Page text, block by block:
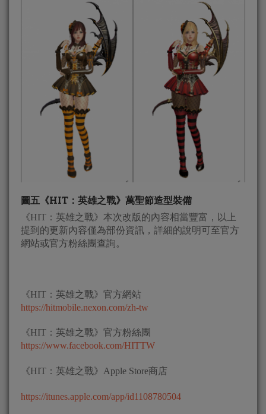
圖五《HIT：英雄之戰》萬聖節造型裝備
《HIT：英雄之戰》本次改版的內容相當豐富，以上
提到的更新內容僅為部份資訊，詳細的說明可至官方
網站或官方粉絲團查詢。
《HIT：英雄之戰》官方網站
https://hitmobile.nexon.com/zh-tw
《HIT：英雄之戰》官方粉絲團
https://www.facebook.com/HITTW
《HIT：英雄之戰》Apple Store商店
https://itunes.apple.com/app/id1108780504